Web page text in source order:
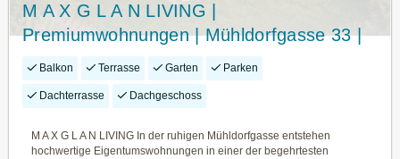
M A X G L A N LIVING |
Premiumwohnungen | Mühldorfgasse 33 |
Salzburg
Balkon Terrasse Garten Parken
Dachterrasse Dachgeschoss
M A X G L A N LIVING In der ruhigen Mühldorfgasse entstehen
hochwertige Eigentumswohnungen in einer der begehrtesten